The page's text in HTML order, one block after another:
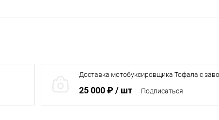
Доставка мотобуксировщика Тофала с
25 000 ₽ / шт Подписаться